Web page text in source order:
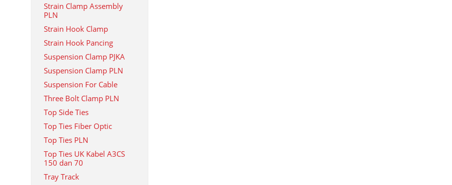
Strain Clamp Assembly
PLN
Strain Hook Clamp
Strain Hook Pancing
Suspension Clamp PJKA
Suspension Clamp PLN
Suspension For Cable
Three Bolt Clamp PLN
Top Side Ties
Top Ties Fiber Optic
Top Ties PLN
Top Ties UK Kabel A3CS
150 dan 70
Tray Track